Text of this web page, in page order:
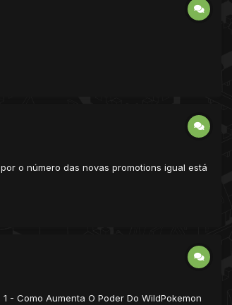
o número das novas promotions igual está
- Como Aumenta O Poder Do WildPokemon